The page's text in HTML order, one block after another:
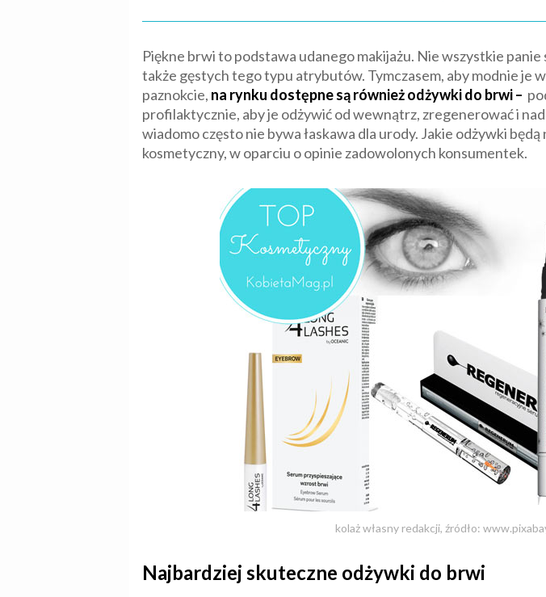
Piękne brwi to podstawa udanego makijażu. Nie wszystkie
także gęstych tego typu atrybutów. Tymczasem, aby modnie je
paznokcie, na rynku dostępne są również odżywki do brwi –
profilaktycznie, aby je odżywić od wewnątrz, zregenerować i
wiadomo często nie bywa łaskawa dla urody. Jakie odżywki
kosmetyczny, w oparciu o opinie zadowolonych konsumentek.
kolaż własny redakcji, źródło:
Najbardziej skuteczne odżywki do brwi